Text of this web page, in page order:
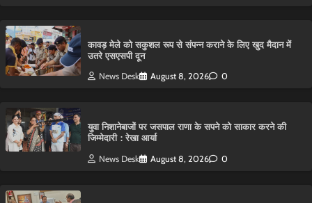
कावड़ मेले को सकुशल रूप से संपन्न कराने के लिए खुद मैदान में
उतरे एसएसपी दून
News Desk August 8, 2026 0
युवा निशानेबाजों पर जसपाल राणा के सपने को साकार करने की
जिम्मेदारी : रेखा आर्या
News Desk August 8, 2026 0